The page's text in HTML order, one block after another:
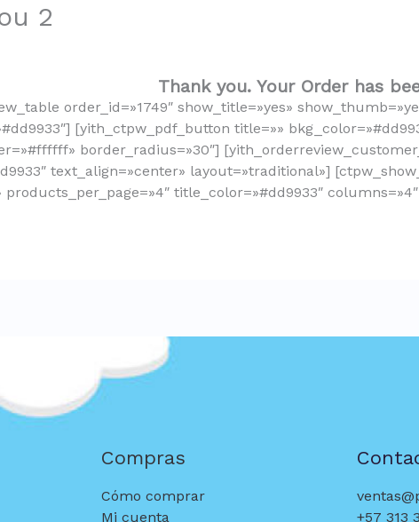
2
Thank you. Your Order has
order_id=»1749″ show_title=»yes»
[yith_ctpw_pdf_button title=»»
border_radius=»30″]
text_align=»center» layout=»traditional»]
title_color=»#dd9933″
Compras
Cómo comprar
Mi cuenta
+57 313